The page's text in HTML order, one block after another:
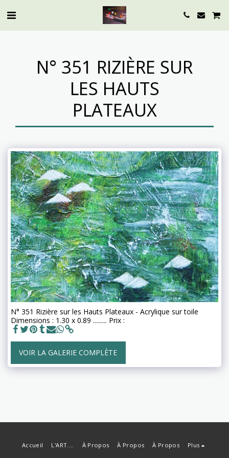
N° 351 RIZIÈRE SUR
LES HAUTS
PLATEAUX
N° 351 Rizière sur les Hauts Plateaux - Acrylique sur toile
Dimensions : 1.30 x 0.89 ......... Prix :
VOIR LA GALERIE COMPLÈTE
Accueil L'ART.... À Propos À Propos À Propos Plus